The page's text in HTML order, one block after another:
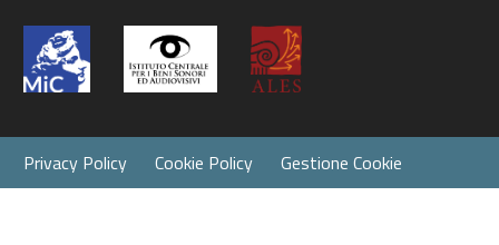
Privacy Policy Cookie Policy Gestione Cookie